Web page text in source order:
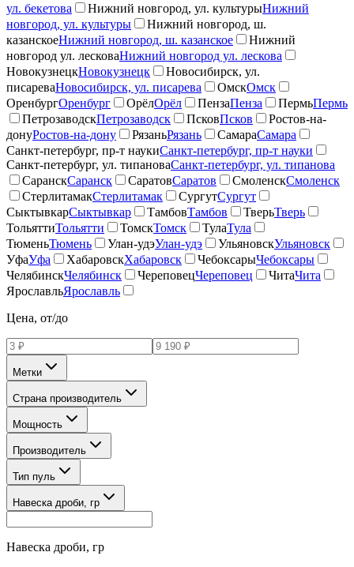
ул. бекетова
Нижний новгород, ул. культурыНижний
новгород, ул. культуры
Нижний новгород, ш.
казанскоеНижний новгород, ш. казанское
Нижний
новгород ул. лесковаНижний новгород ул. лескова
НовокузнецкНовокузнецк
Новосибирск, ул.
писареваНовосибирск, ул. писарева ОмскОмск
ОренбургОренбург ОрёлОрёл ПензаПенза ПермьПермь
ПетрозаводскПетрозаводск ПсковПсков
Ростов-на-
донуРостов-на-дону РязаньРязань СамараСамара
Санкт-петербург, пр-т наукиСанкт-петербург, пр-т науки
Санкт-петербург, ул. типановаСанкт-петербург, ул. типанова
СаранскСаранск СаратовСаратов СмоленскСмоленск
СтерлитамакСтерлитамак СургутСургут
СыктывкарСыктывкар ТамбовТамбов ТверьТверь
ТольяттиТольятти ТомскТомск ТулаТула
ТюменьТюмень Улан-удэУлан-удэ УльяновскУльяновск
УфаУфа ХабаровскХабаровск ЧебоксарыЧебоксары
ЧелябинскЧелябинск ЧереповецЧереповец ЧитаЧита
ЯрославльЯрославль
Цена, от/до
Метки
Страна производитель
Мощность
Производитель
Тип пуль
Навеска дроби, гр
Навеска дроби, гр